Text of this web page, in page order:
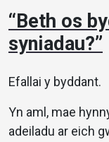
“Beth os
syniadau?”
Efallai y byddant.
Yn aml, mae
adeiladu ar eich